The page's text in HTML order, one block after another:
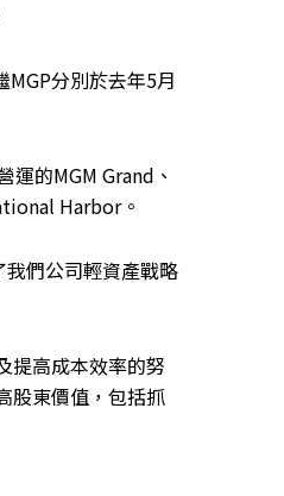
分別於去年5月
的MGM Grand、
Harbor。
們公司輕資產戰略
提高成本效率的努
股東價值，包括抓